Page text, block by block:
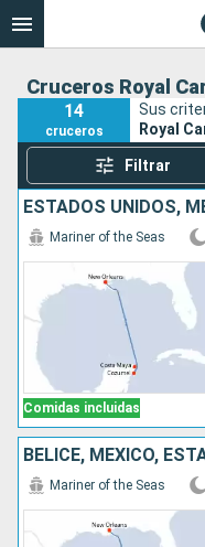
Cruceros Royal
14
cruceros
Sus
Royal
Filtrar
ESTADOS UNIDOS,
Comidas incluidas
Mariner of the Seas
BELICE, MÉXICO,
Mariner of the Seas